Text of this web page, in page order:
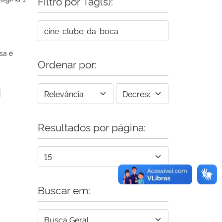
é
Ordenar por:
Resultados por página:
Buscar em: